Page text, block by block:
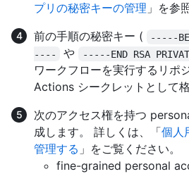
プリの秘密キーの管理 」を参
前の手順の秘密キー (
-----
----
や -----END RSA
ワークフローを実行するリポ
Actions シークレットとして格
次のアクセス権を持つ
成します。 詳しくは、「個人
管理する 」をご覧ください。
fine-grained personal